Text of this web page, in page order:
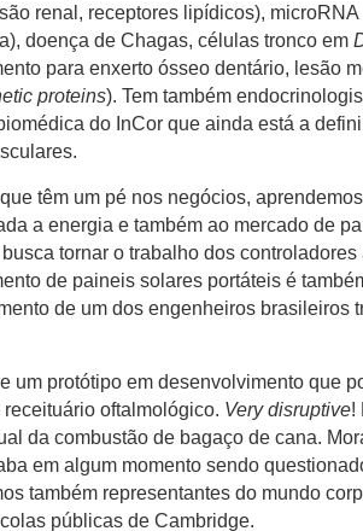
renal, receptores lipídicos),
doença de Chagas, células tronco em
para enxerto ósseo dentário, lesão
proteins). Tem também
do InCor que ainda está a
têm um pé nos negócios,
a energia e também ao mercado de
tornar o trabalho dos controladores
de paineis solares portáteis é
de um dos engenheiros brasileiros
um protótipo em desenvolvimento que
oftalmológico. Very disruptive!
da combustão de bagaço de cana.
em algum momento sendo
também representantes do mundo
públicas de Cambridge.